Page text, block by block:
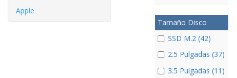
Apple
Tamaño Disco
SSD M.2 (42)
2.5 Pulgadas (37)
3.5 Pulgadas (11)